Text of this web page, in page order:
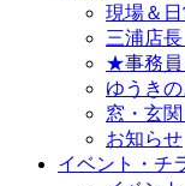
現場＆
三浦店
★事務
ゆうき
窓・玄
お知らせ
イベント・チ